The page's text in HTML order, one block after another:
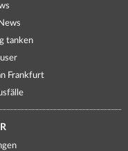
tanken
Frankfurt